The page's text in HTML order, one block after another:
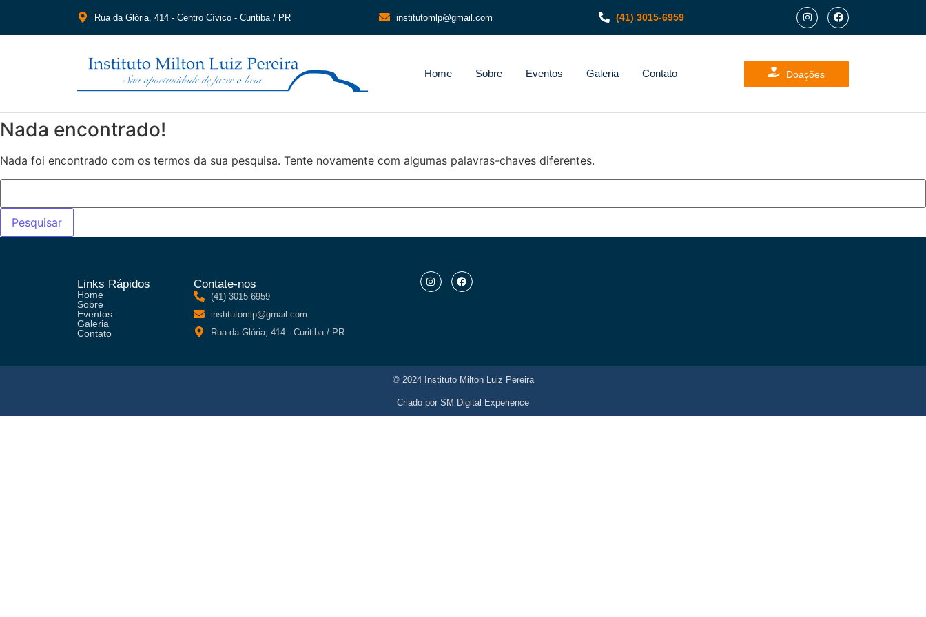
Rua da Glória, 414 - Centro Cívico - Curitiba / PR institutomlp@gmail.com (41) 3015-6959
Home Sobre Eventos Galeria Contato Doações
Nada encontrado!
Nada foi encontrado com os termos da sua pesquisa. Tente novamente com algumas palavras-chaves diferentes.
Links Rápidos
Home
Sobre
Eventos
Galeria
Contato
Contate-nos
(41) 3015-6959
institutomlp@gmail.com
Rua da Glória, 414 - Curitiba / PR
© 2024 Instituto Milton Luiz Pereira
Criado por SM Digital Experience